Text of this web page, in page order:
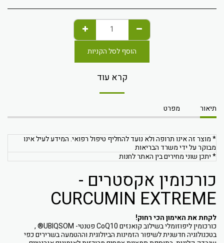
הוסף לסל הקניות
קרא עוד
תיאור מפרט
* מוצר זה אינו תרופה ולא נועד להחליף טיפול רפואי. המידע לעיל אינו
מבוקר על ידי משרד הבריאות
* יתכן שוני מחירים בין האתר לחנות
כורכומין אקסטרים -
CURCUMIN EXTREME
לקחת את האימון הכי רחוק!
כורכומין ליפוזומלי בשילוב קואנזים CoQ10 פטנטי- UBIQSOM® ,
בטכנולוגיה חדשנית לשיפור הזמינות הביולוגית וההטמעה בשרירים כפי